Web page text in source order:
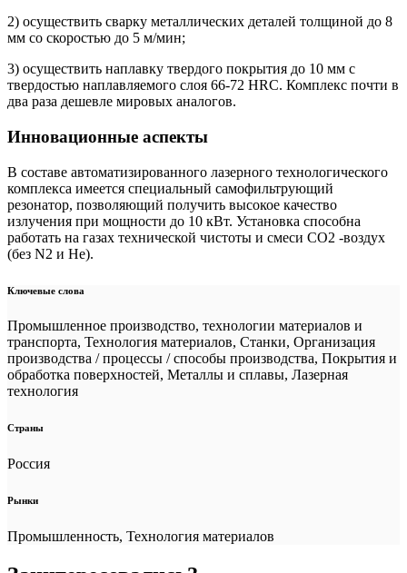
2) осуществить сварку металлических деталей толщиной до 8
мм со скоростью до 5 м/мин;
3) осуществить наплавку твердого покрытия до 10 мм с
твердостью наплавляемого слоя 66-72 HRC. Комплекс почти в
два раза дешевле мировых аналогов.
Инновационные аспекты
В составе автоматизированного лазерного технологического
комплекса имеется специальный самофильтрующий
резонатор, позволяющий получить высокое качество
излучения при мощности до 10 кВт. Установка способна
работать на газах технической чистоты и смеси CO2 -воздух
(без N2 и He).
Ключевые слова
Промышленное производство, технологии материалов и
транспорта, Технология материалов, Станки, Организация
производства / процессы / способы производства, Покрытия и
обработка поверхностей, Металлы и сплавы, Лазерная
технология
Страны
Россия
Рынки
Промышленность, Технология материалов